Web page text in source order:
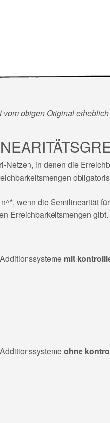
vom obigen Original
in denen die
n^*, wenn die Semilinearität
Erreichbarkeitsmengen gibt.
mit
ohne